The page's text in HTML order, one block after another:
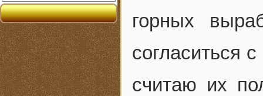
горных
согласиться
считаю их